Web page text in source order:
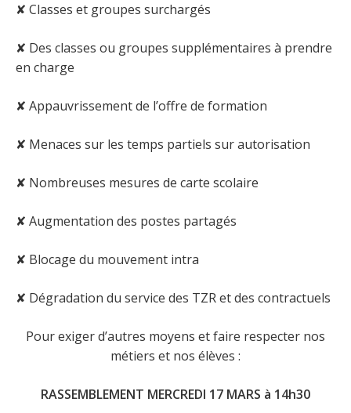
✘ Classes et groupes surchargés
✘ Des classes ou groupes supplémentaires à prendre
en charge
✘ Appauvrissement de l’offre de formation
✘ Menaces sur les temps partiels sur autorisation
✘ Nombreuses mesures de carte scolaire
✘ Augmentation des postes partagés
✘ Blocage du mouvement intra
✘ Dégradation du service des TZR et des contractuels
Pour exiger d’autres moyens et faire respecter nos
métiers et nos élèves :
RASSEMBLEMENT MERCREDI 17 MARS à 14h30